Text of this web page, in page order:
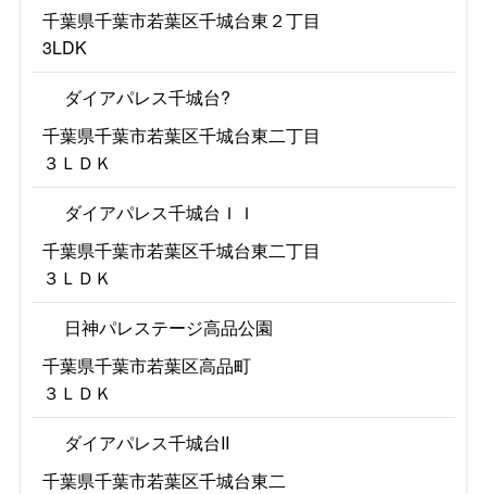
千葉県千葉市若葉区千城台東２丁目
3LDK
ダイアパレス千城台?
千葉県千葉市若葉区千城台東二丁目
３ＬＤＫ
ダイアパレス千城台ＩＩ
千葉県千葉市若葉区千城台東二丁目
３ＬＤＫ
日神パレステージ高品公園
千葉県千葉市若葉区高品町
３ＬＤＫ
ダイアパレス千城台II
千葉県千葉市若葉区千城台東二